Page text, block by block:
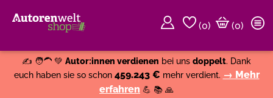
(0)
(0)
✍️ 🧑‍🦱 💚 Autor:innen verdienen bei uns doppelt. Dank
euch haben sie so schon 459.243 € mehr verdient. → Mehr
erfahren 💪 📚 🙏